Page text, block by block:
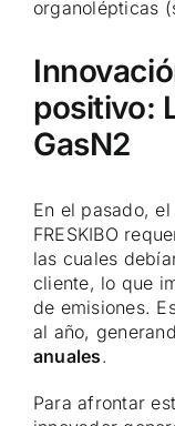
organolépticas
positivo:
GasN2
En el pasado,
FRESKIBO
las cuales
cliente, lo que
de emisiones.
al año,
anuales.
Para afrontar